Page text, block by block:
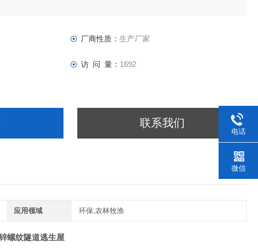
厂商性质： 生产厂家
访 问 量： 1692
联系我们
应用领域 环保,农林牧渔
螺纹隧道逃生屋
电话
微信